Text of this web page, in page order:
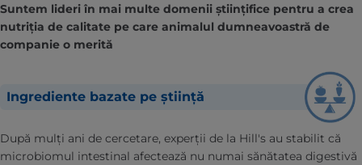
Suntem lideri în mai multe domenii științifice pentru a crea
nutriția de calitate pe care animalul dumneavoastră de
companie o merită
Ingrediente bazate pe știință
După mulți ani de cercetare, experții de la Hill's au stabilit că
microbiomul intestinal afectează nu numai sănătatea digestivă